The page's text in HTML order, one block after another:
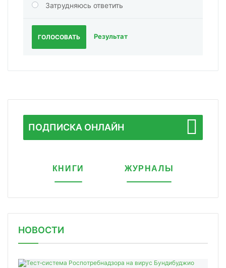
Затрудняюсь ответить
ГОЛОСОВАТЬ Результат
ПОДПИСКА ОНЛАЙН
КНИГИ ЖУРНАЛЫ
НОВОСТИ